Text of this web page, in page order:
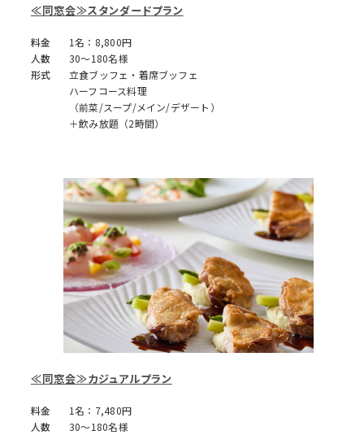
≪同窓会≫スタンダードプラン
料金
1名：8,800円
人数
30～180名様
形式
立食ブッフェ・着席ブッフェ
ハーフコース料理
（前菜/スープ/メイン/デザート）
＋飲み放題（2時間）
≪同窓会≫カジュアルプラン
料金
1名：7,480円
人数
30～180名様